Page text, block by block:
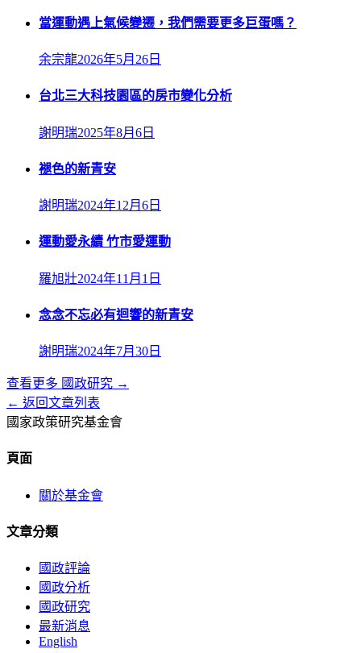
當運動遇上氣候變遷，我們需要更多巨蛋嗎？
余宗龍2026年5月26日
台北三大科技園區的房市變化分析
謝明瑞2025年8月6日
褪色的新青安
謝明瑞2024年12月6日
運動愛永續 竹市愛運動
羅旭壯2024年11月1日
念念不忘必有迴響的新青安
謝明瑞2024年7月30日
查看更多 國政研究 →
← 返回文章列表
國家政策研究基金會
頁面
關於基金會
文章分類
國政評論
國政分析
國政研究
最新消息
English